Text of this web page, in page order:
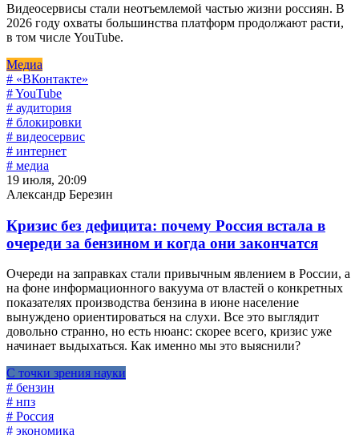
Видеосервисы стали неотъемлемой частью жизни россиян. В
2026 году охваты большинства платформ продолжают расти,
в том числе YouTube.
Медиа
# «ВКонтакте»
# YouTube
# аудитория
# блокировки
# видеосервис
# интернет
# медиа
19 июля, 20:09
Александр Березин
Кризис без дефицита: почему Россия встала в
очереди за бензином и когда они закончатся
Очереди на заправках стали привычным явлением в России, а
на фоне информационного вакуума от властей о конкретных
показателях производства бензина в июне население
вынуждено ориентироваться на слухи. Все это выглядит
довольно странно, но есть нюанс: скорее всего, кризис уже
начинает выдыхаться. Как именно мы это выяснили?
С точки зрения науки
# бензин
# нпз
# Россия
# экономика